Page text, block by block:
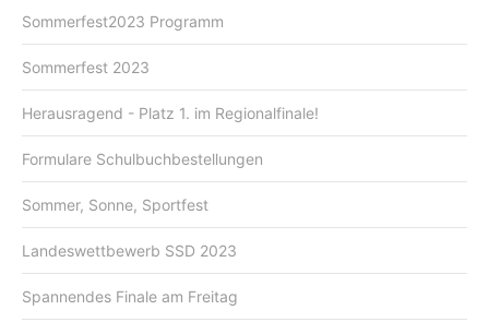
Sommerfest2023 Programm
Sommerfest 2023
Herausragend - Platz 1. im Regionalfinale!
Formulare Schulbuchbestellungen
Sommer, Sonne, Sportfest
Landeswettbewerb SSD 2023
Spannendes Finale am Freitag